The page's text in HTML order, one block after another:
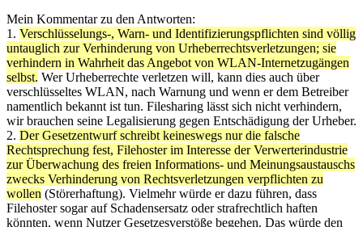
Mein Kommentar zu den Antworten:
1. Verschlüsselungs-, Warn- und Identifizierungspflichten sind völlig
untauglich zur Verhinderung von Urheberrechtsverletzungen; sie
verhindern in Wahrheit das Angebot von WLAN-Internetzugängen
selbst. Wer Urheberrechte verletzen will, kann dies auch über
verschlüsseltes WLAN, nach Warnung und wenn er dem Betreiber
namentlich bekannt ist tun. Filesharing lässt sich nicht verhindern,
wir brauchen seine Legalisierung gegen Entschädigung der Urheber.
2. Der Gesetzentwurf schreibt keineswegs nur die falsche
Rechtsprechung fest, Filehoster im Interesse der Verwerterindustrie
zur Überwachung des freien Informations- und Meinungsaustauschs
zwecks Verhinderung von Rechtsverletzungen verpflichten zu
wollen (Störerhaftung). Vielmehr würde er dazu führen, dass
Filehoster sogar auf Schadensersatz oder strafrechtlich haften
könnten, wenn Nutzer Gesetzesverstöße begehen. Das würde den